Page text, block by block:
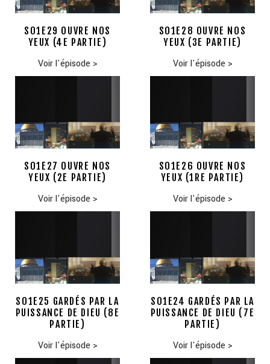
S01E29 OUVRE NOS
YEUX (4E PARTIE)
Voir l'épisode >
S01E28 OUVRE NOS
YEUX (3E PARTIE)
Voir l'épisode >
S01E27 OUVRE NOS
YEUX (2E PARTIE)
Voir l'épisode >
S01E26 OUVRE NOS
YEUX (1RE PARTIE)
Voir l'épisode >
S01E25 GARDÉS PAR LA
PUISSANCE DE DIEU (8E
PARTIE)
Voir l'épisode >
S01E24 GARDÉS PAR LA
PUISSANCE DE DIEU (7E
PARTIE)
Voir l'épisode >